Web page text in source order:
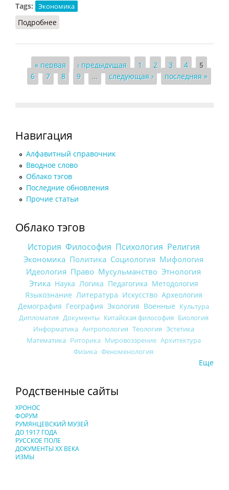
Tags:
Экономика
Подробнее
Страницы
« первая ‹ предыдущая 1 2 3 4
5
6
7 8 9 … следующая › последняя »
Навигация
Алфавитный справочник
Вводное слово
Облако тэгов
Последние обновления
Прочие статьи
Облако тэгов
История Философия Психология Религия
Экономика Политика Социология Мифология
Идеология Право Мусульманство Этнология
Этика Наука Логика Педагогика Методология
Языкознание Литература Искусство Археология
Демография География Экология Военные Культура
Дипломатия Документы Китайская философия Биология
Информатика Антропология Теология Эстетика
Математика Риторика Мировоззрение Архитектура
Физика Феноменология
Еще
Родственные сайты
ХРОНОС
ФОРУМ
РУМЯНЦЕВСКИЙ МУЗЕЙ
ДО 1917 ГОДА
РУССКОЕ ПОЛЕ
ДОКУМЕНТЫ XX ВЕКА
ИЗМЫ